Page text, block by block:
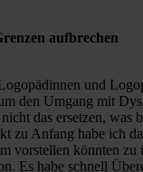
aufbrechen
und
den Umgang mit
das ersetzen, was
zu Anfang habe ich
vorstellen könnten zu
Es habe schnell